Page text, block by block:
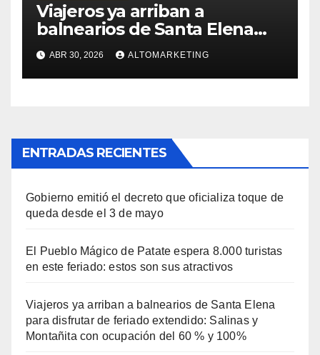
Viajeros ya arriban a
balnearios de Santa Elena
para disfrutar de feriado
extendido: Salinas y
Montañita con ocupación del
ABR 30, 2026 ALTOMARKETING
ENTRADAS RECIENTES
Gobierno emitió el decreto que oficializa toque de
queda desde el 3 de mayo
El Pueblo Mágico de Patate espera 8.000 turistas
en este feriado: estos son sus atractivos
Viajeros ya arriban a balnearios de Santa Elena
para disfrutar de feriado extendido: Salinas y
Montañita con ocupación del 60 % y 100%